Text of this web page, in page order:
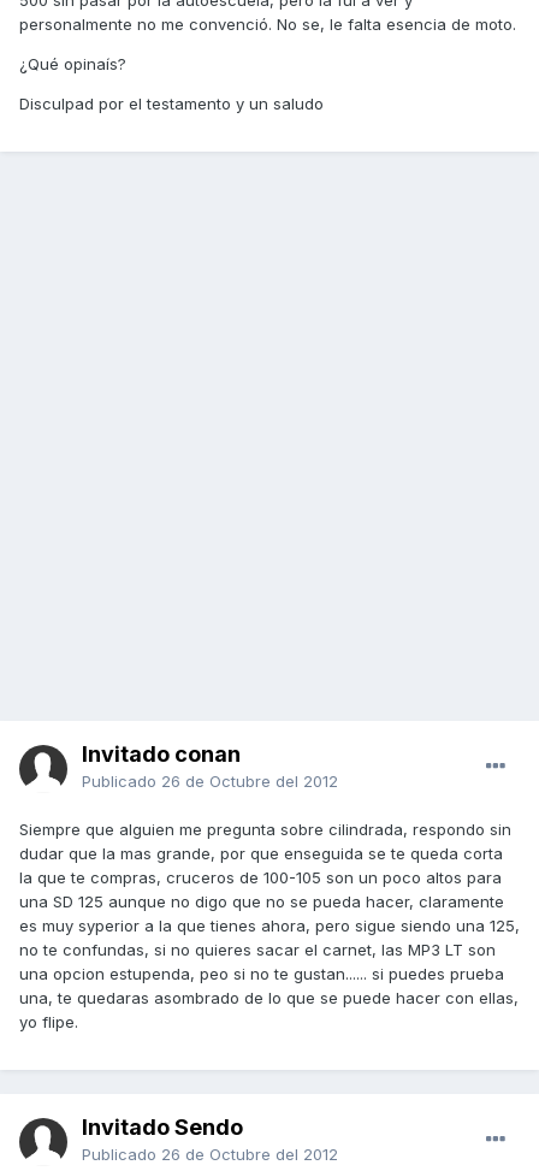
personalmente no me convenció. No se, le falta esencia de moto.
¿Qué opinaís?
Disculpad por el testamento y un saludo
Invitado conan
Publicado 26 de Octubre del 2012
Siempre que alguien me pregunta sobre cilindrada, respondo sin
dudar que la mas grande, por que enseguida se te queda corta
la que te compras, cruceros de 100-105 son un poco altos para
una SD 125 aunque no digo que no se pueda hacer, claramente
es muy syperior a la que tienes ahora, pero sigue siendo una 125,
no te confundas, si no quieres sacar el carnet, las MP3 LT son
una opcion estupenda, peo si no te gustan...... si puedes prueba
una, te quedaras asombrado de lo que se puede hacer con ellas,
yo flipe.
Invitado Sendo
Publicado 26 de Octubre del 2012